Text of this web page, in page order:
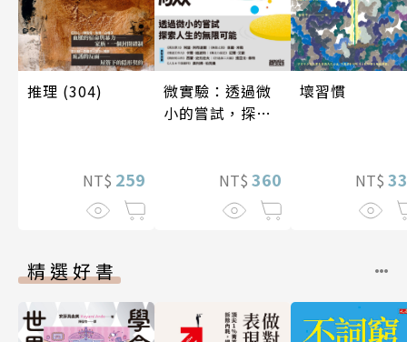
推理 (304)
NT$ 259
微實驗：透過微
小的嘗試，探索
NT$ 360
壞習慣
NT$
精選好書